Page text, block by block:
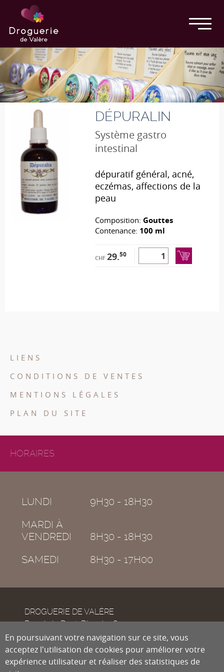
DÉPURALIN
Système gastro
intestinal
dépuratif général, acné,
eczémas, affections de la
peau
Composition: Gouttes
Contenance: 100 ml
CHF 29.50
LIENS
CONDITIONS DE VENTES
MENTIONS LÉGALES
PLAN DU SITE
HORAIRES
LUNDI
9H30 - 18H30
MARDI À
VENDREDI
8H30 - 18H30
SAMEDI
8H30 - 17H00
DROGUERIE DE VALÈRE
Rue de la Dent-Blanche 8
CH-1950
Sion
En poursuivant votre navigation sur ce site, vous
acceptez l'utilisation de cookies pour améliorer votre
expérience utilisateur et réaliser des statistiques de